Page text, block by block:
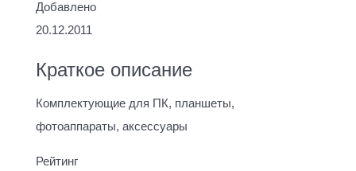
Добавлено
20.12.2011
Краткое описание
Комплектующие для ПК, планшеты,
фотоаппараты, аксессуары
Рейтинг